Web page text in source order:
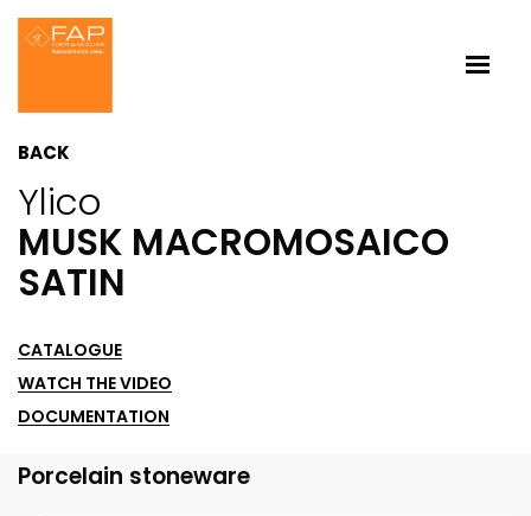
BACK
Ylico
MUSK MACROMOSAICO
SATIN
CATALOGUE
WATCH THE VIDEO
DOCUMENTATION
Porcelain stoneware